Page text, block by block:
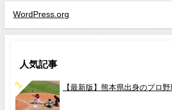
WordPress.org
人気記事
【最新版】熊本県出身のプロ